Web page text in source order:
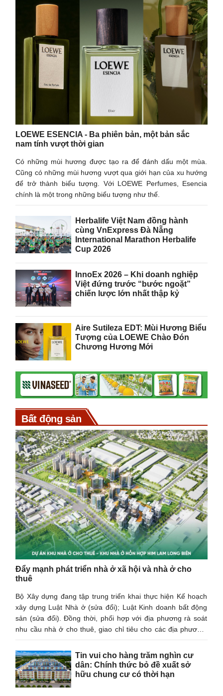
LOEWE ESENCIA - Ba phiên bản, một bản sắc
nam tính vượt thời gian
Có những mùi hương được tạo ra để đánh dấu một mùa.
Cũng có những mùi hương vượt qua giới hạn của xu hướng
để trở thành biểu tượng. Với LOEWE Perfumes, Esencia
chính là một trong những biểu tượng như thế.
Herbalife Việt Nam đồng hành
cùng VnExpress Đà Nẵng
International Marathon Herbalife
Cup 2026
InnoEx 2026 – Khi doanh nghiệp
Việt đứng trước “bước ngoặt”
chiến lược lớn nhất thập kỷ
Aire Sutileza EDT: Mùi Hương Biểu
Tượng của LOEWE Chào Đón
Chương Hương Mới
Bất động sản
Đẩy mạnh phát triển nhà ở xã hội và nhà ở cho
thuê
Bộ Xây dựng đang tập trung triển khai thực hiện Kế hoạch
xây dựng Luật Nhà ở (sửa đổi); Luật Kinh doanh bất động
sản (sửa đổi). Đồng thời, phối hợp với địa phương rà soát
nhu cầu nhà ở cho thuê, giao chỉ tiêu cho các địa phương,
báo cáo Thủ tướng Chính phủ.
Tin vui cho hàng trăm nghìn cư
dân: Chính thức bỏ đề xuất sở
hữu chung cư có thời hạn